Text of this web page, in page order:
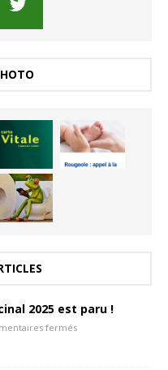
2025 est paru !
fermés